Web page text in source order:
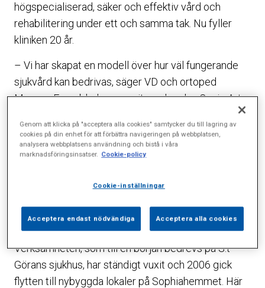
högspecialiserad, säker och effektiv vård och
rehabilitering under ett och samma tak. Nu fyller
kliniken 20 år.
– Vi har skapat en modell över hur väl fungerande
sjukvård kan bedrivas, säger VD och ortoped
Magnus Forssblad som varit med sedan Capio Artro
Tanken var då att i högre grad koncentrera sig på
artroskopisk kirurgi, så kallad titthålskirurgi. Kliniken
området och minska de långa köerna till
titthålsoperationerna för knän, höfter, axlar, fotleder
och armbågar.
Verksamheten, som till en början bedrevs på S:t
Görans sjukhus, har ständigt vuxit och 2006 gick
flytten till nybyggda lokaler på Sophiahemmet. Här
Genom att klicka på "acceptera alla cookies" samtycker du till lagring av
cookies på din enhet för att förbättra navigeringen på webbplatsen,
analysera webbplatsens användning och bistå i våra
marknadsföringsinsatser. Cookie-policy
Cookie-inställningar
Acceptera endast nödvändiga Acceptera alla cookies